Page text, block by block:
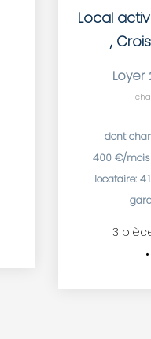
,
Loyer
dont
400 €/
locataire: 4
3